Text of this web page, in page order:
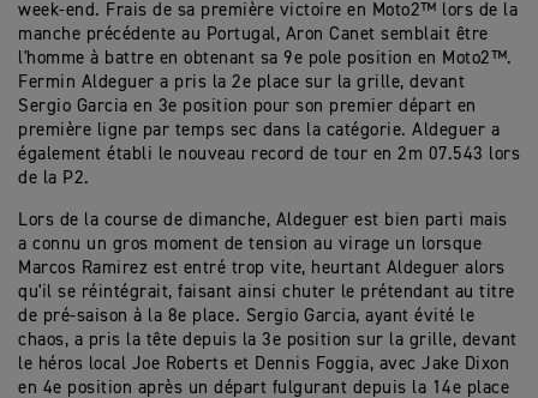
week-end. Frais de sa première victoire en Moto2™ lors de la
manche précédente au Portugal, Aron Canet semblait être
l'homme à battre en obtenant sa 9e pole position en Moto2™.
Fermin Aldeguer a pris la 2e place sur la grille, devant
Sergio Garcia en 3e position pour son premier départ en
première ligne par temps sec dans la catégorie. Aldeguer a
également établi le nouveau record de tour en 2m 07.543 lors
de la P2.
Lors de la course de dimanche, Aldeguer est bien parti mais
a connu un gros moment de tension au virage un lorsque
Marcos Ramirez est entré trop vite, heurtant Aldeguer alors
qu'il se réintégrait, faisant ainsi chuter le prétendant au titre
de pré-saison à la 8e place. Sergio Garcia, ayant évité le
chaos, a pris la tête depuis la 3e position sur la grille, devant
le héros local Joe Roberts et Dennis Foggia, avec Jake Dixon
en 4e position après un départ fulgurant depuis la 14e place